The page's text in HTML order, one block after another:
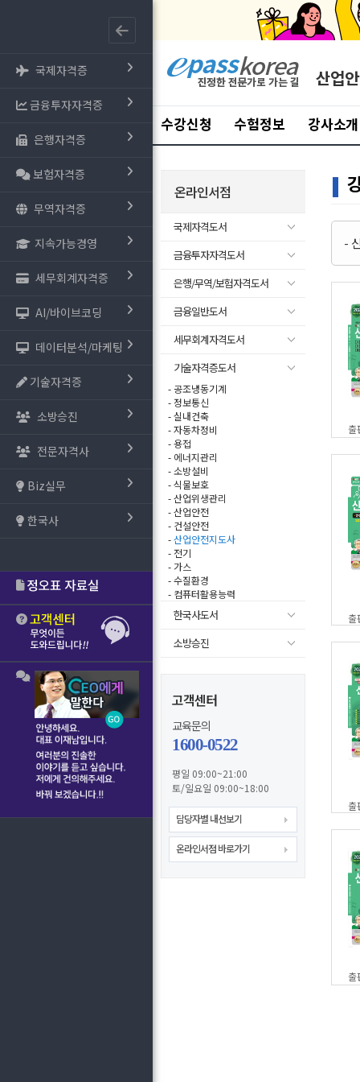
국제자격증
금융투자자격증
은행자격증
보험자격증
무역자격증
지속가능경영
세무회계자격증
AI/바이브코딩
데이터분석/마케팅
기술자격증
소방승진
전문자격사
Biz실무
한국사
산업
수강신청 수험정보 강사소개
온라인서점
국제자격도서
금융투자자격도서
은행/무역/보험자격도서
금융일반도서
세무회계자격도서
기술자격증도서
- 공조냉동기계
- 정보통신
- 실내건축
- 자동차정비
- 용접
- 에너지관리
- 소방설비
- 식물보호
- 산업위생관리
- 산업안전
- 건설안전
-산업안전지도사
- 전기
- 가스
- 수질환경
- 컴퓨터활용능력
한국사도서
소방승진
고객센터
교육문의
1600-0522
평일 09:00~21:00
토/일요일 09:00~18:00
담당자별 내선보기
온라인서점 바로가기
-
출
출
출
출